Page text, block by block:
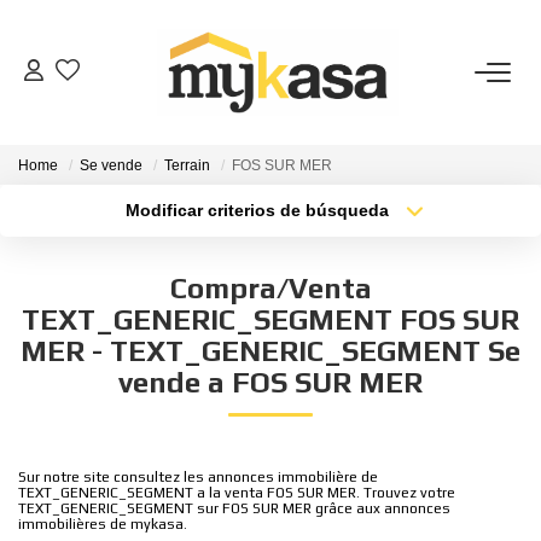
COMPRA
PATROCINIO
NUESTRA AGENCIA
Quienes Somos
Nuestro Equipo
Home Se vende Terrain FOS SUR MER
Modificar criterios de búsqueda
Ubicación
Seleccionar ...
Superficie mínima
Presupuesto máximo
Compra/Venta
TEXT_GENERIC_SEGMENT FOS SUR
MER - TEXT_GENERIC_SEGMENT Se
vende a FOS SUR MER
Sur notre site consultez les annonces immobilière de
TEXT_GENERIC_SEGMENT a la venta FOS SUR MER. Trouvez votre
TEXT_GENERIC_SEGMENT sur FOS SUR MER grâce aux annonces
immobilières de mykasa.